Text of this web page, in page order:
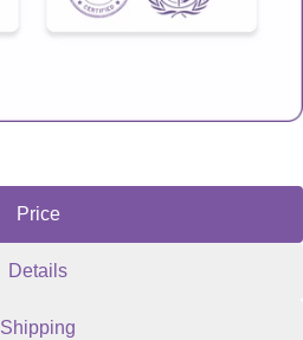
Price
Details
Shipping